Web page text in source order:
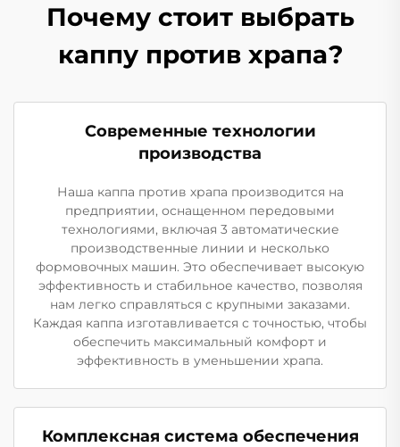
Почему стоит выбрать
каппу против храпа?
Современные технологии
производства
Наша каппа против храпа производится на
предприятии, оснащенном передовыми
технологиями, включая 3 автоматические
производственные линии и несколько
формовочных машин. Это обеспечивает высокую
эффективность и стабильное качество, позволяя
нам легко справляться с крупными заказами.
Каждая каппа изготавливается с точностью, чтобы
обеспечить максимальный комфорт и
эффективность в уменьшении храпа.
Комплексная система обеспечения